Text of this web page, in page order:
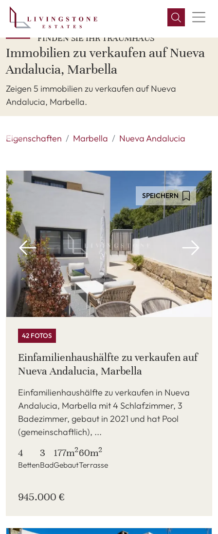
FINDEN SIE IHR TRAUMHAUS
Immobilien zu verkaufen auf Nueva
Andalucia, Marbella
Zeigen 5 immobilien zu verkaufen auf Nueva
Andalucia, Marbella.
Eigenschaften Marbella Nueva Andalucia
SPEICHERN
42 FOTOS
Einfamilienhaushälfte zu verkaufen auf
Nueva Andalucia, Marbella
Einfamilienhaushälfte zu verkaufen in Nueva
Andalucia, Marbella mit 4 Schlafzimmer, 3
Badezimmer, gebaut in 2021 und hat Pool
(gemeinschaftlich), ...
4
Betten
3
Bad
177m2
Gebaut
60m2
Terrasse
945.000 €